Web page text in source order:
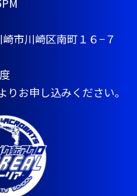
市川崎区南町１６−７
お申し込みください。